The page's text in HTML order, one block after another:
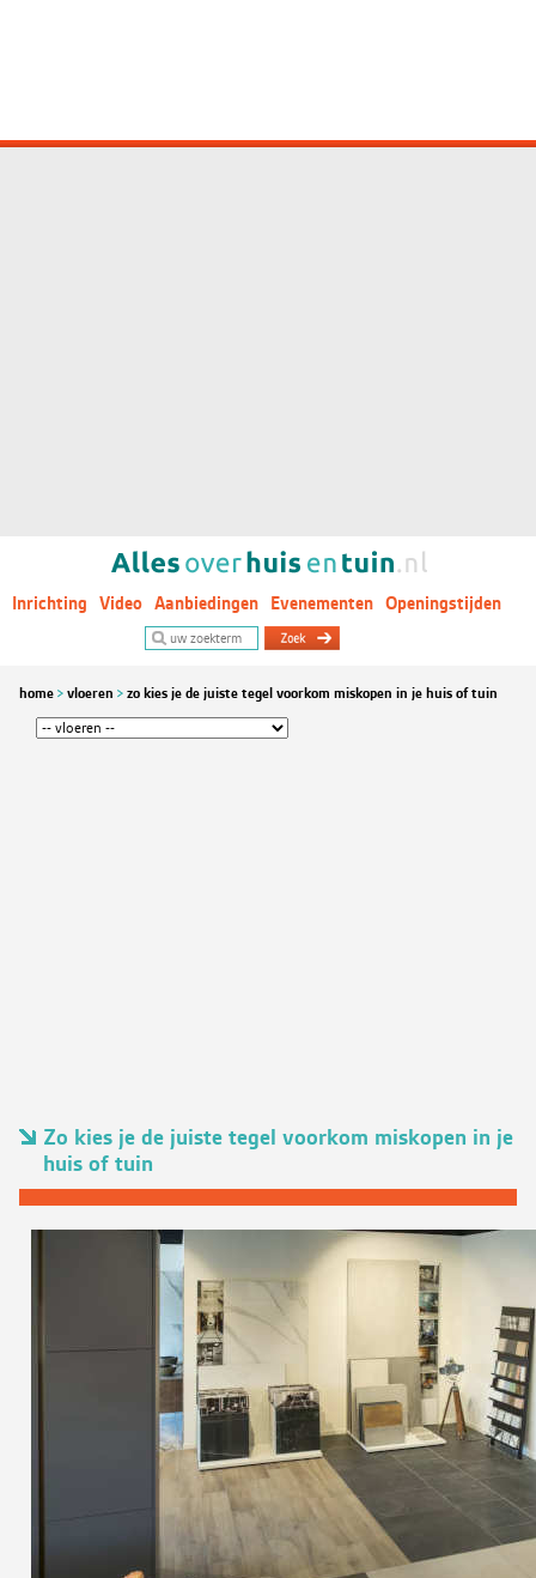
Inrichting Video Aanbiedingen Evenementen Openingstijden
home vloeren zo kies je de juiste tegel voorkom miskopen in je huis of tuin
Zo kies je de juiste tegel voorkom miskopen in je
huis of tuin